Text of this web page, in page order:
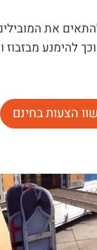
את
להימנע
הצעות בחינם